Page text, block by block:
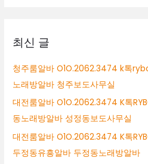
알
부
천
밤
알
바
부
천
룸
최신 글
청주룸알바 O1O.2062.3474 k톡
노래방알바 청주보도사무실
대전룸알바 O1O.2062.3474 K톡
동노래방알바 성정동보도사무실
대전룸알바 O1O.2062.3474 K톡
두정동유흥알바 두정동노래방알바